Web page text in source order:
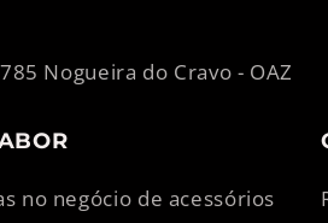
Nogueira do Cravo - OAZ
no negócio de acessórios